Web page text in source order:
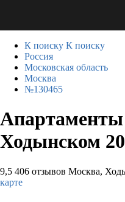
К поиску К поиску
Россия
Московская область
Москва
№130465
Ходынском
9,5 406 отзывов Москва,
карте